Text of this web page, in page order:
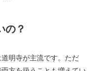
の？
明寺が主流です。ただ